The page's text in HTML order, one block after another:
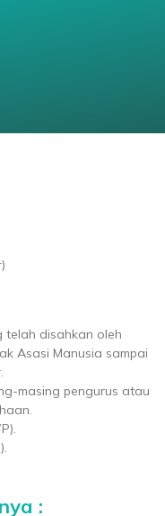
telah disahkan oleh
Asasi Manusia sampai
masing pengurus atau
: